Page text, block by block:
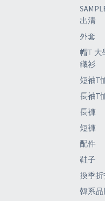
出清
外套
帽T 大
織衫
短袖T
長袖T
長褲
短褲
配件
鞋子
換季
韓系